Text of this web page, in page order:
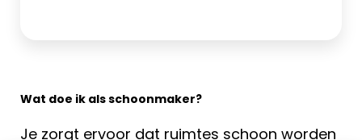
Wat doe ik als schoonmaker?
Je zorgt ervoor dat ruimtes schoon worden